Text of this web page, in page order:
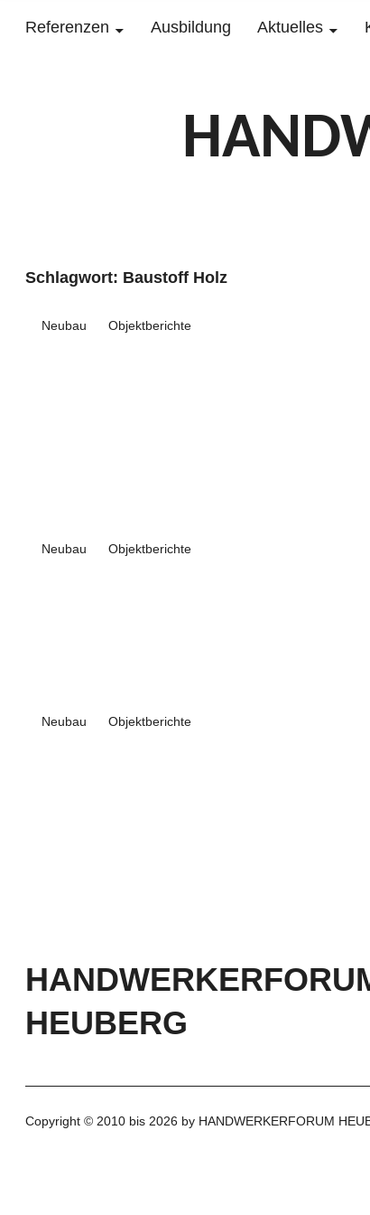
Referenzen Ausbildung Aktuelles
Schlagwort: Baustoff Holz
Neubau Objektberichte
Neubau Objektberichte
Neubau Objektberichte
HEUBERG
Copyright © 2010 bis 2026 by HANDWERKERFORUM